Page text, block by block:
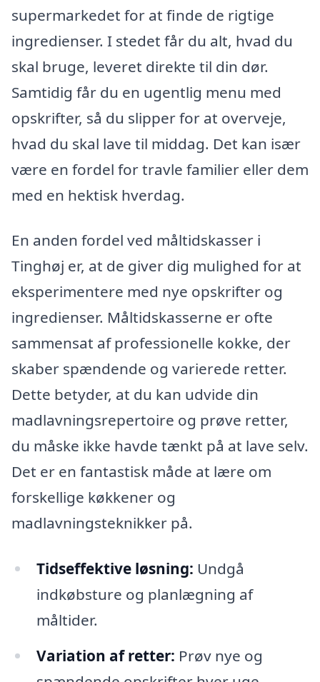
supermarkedet for at finde de rigtige
ingredienser. I stedet får du alt, hvad du
skal bruge, leveret direkte til din dør.
Samtidig får du en ugentlig menu med
opskrifter, så du slipper for at overveje,
hvad du skal lave til middag. Det kan især
være en fordel for travle familier eller dem
med en hektisk hverdag.
En anden fordel ved måltidskasser i
Tinghøj er, at de giver dig mulighed for at
eksperimentere med nye opskrifter og
ingredienser. Måltidskasserne er ofte
sammensat af professionelle kokke, der
skaber spændende og varierede retter.
Dette betyder, at du kan udvide din
madlavningsrepertoire og prøve retter,
du måske ikke havde tænkt på at lave selv.
Det er en fantastisk måde at lære om
forskellige køkkener og
madlavningsteknikker på.
Tidseffektive løsning: Undgå
indkøbsture og planlægning af
måltider.
Variation af retter: Prøv nye og